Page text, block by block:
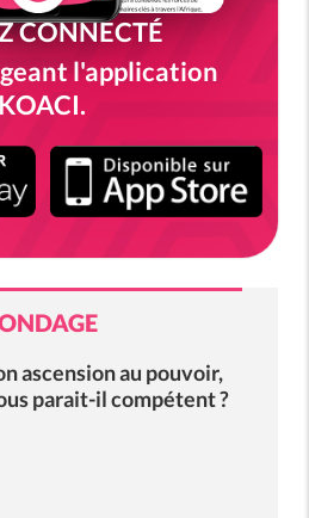
CONNECTÉ
l'application
KOACI.
ascension au pouvoir,
parait-il compétent ?